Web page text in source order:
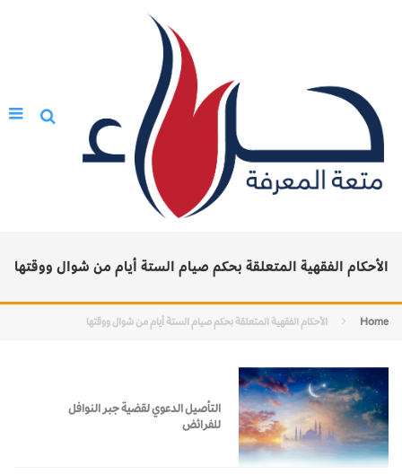
الأحكام الفقهية المتعلقة بحكم صيام الستة أيام من شوال ووقتها
Home الأحكام الفقهية المتعلقة بحكم صيام الستة أيام من شوال ووقتها
التأصيل الدعوي لقضية جبر النوافل
للفرائض